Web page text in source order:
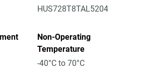
HUS728T8TAL5204
Non-Operating
Temperature
-40°C to 70°C